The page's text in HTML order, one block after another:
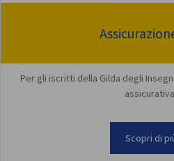
Per gli iscritti della Gilda degli
Scopri di